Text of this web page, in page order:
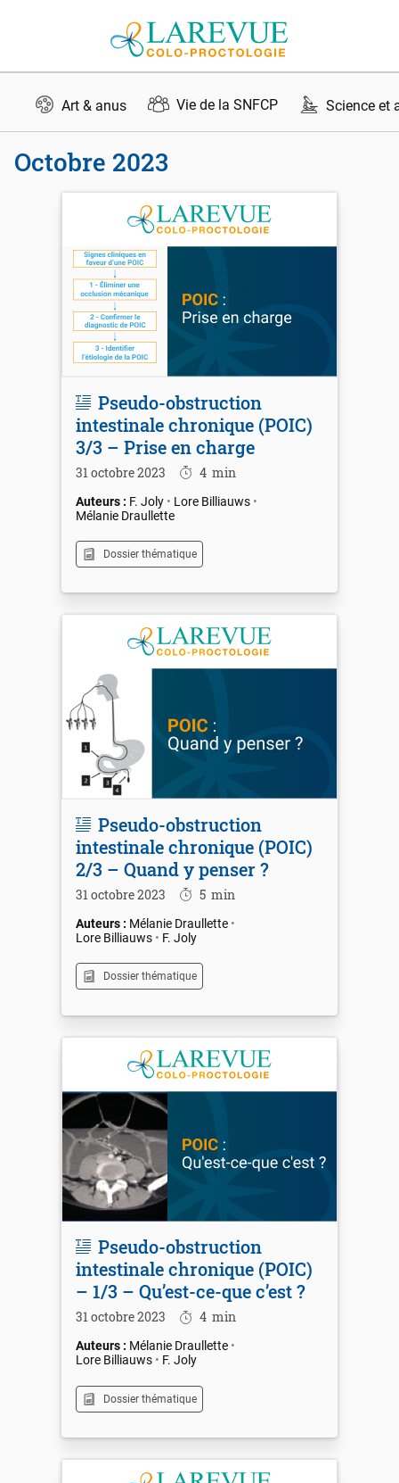
Art & anus Vie de la SNFCP Science et
octobre 2023
Pseudo-obstruction
intestinale chronique (POIC)
3/3 – Prise en charge
31 octobre 2023 4 min
F. Joly
Lore Billiauws
Mélanie Draullette
Dossier thématique
Pseudo-obstruction
intestinale chronique (POIC)
2/3 – Quand y penser ?
31 octobre 2023 5 min
Mélanie Draullette
Lore Billiauws
F. Joly
Dossier thématique
Pseudo-obstruction
intestinale chronique (POIC)
– 1/3 – Qu’est-ce-que c’est ?
31 octobre 2023 4 min
Mélanie Draullette
Lore Billiauws
F. Joly
Dossier thématique